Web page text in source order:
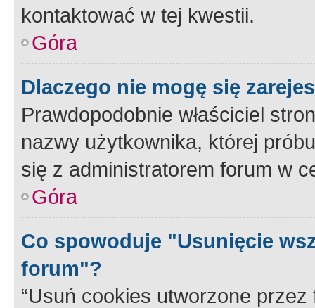
kontaktować w tej kwestii.
Góra
Dlaczego nie mogę się
Prawdopodobnie właściciel
nazwy użytkownika, której
się z administratorem forum w
Góra
Co spowoduje "Usunięcie
forum"?
“Usuń cookies utworzone